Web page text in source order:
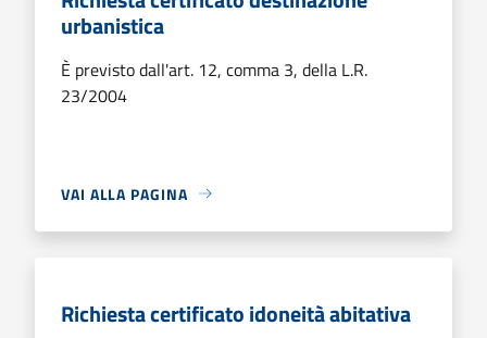
urbanistica
È previsto dall'art. 12, comma 3, della L.R.
23/2004
VAI ALLA PAGINA
Richiesta certificato idoneità abitativa